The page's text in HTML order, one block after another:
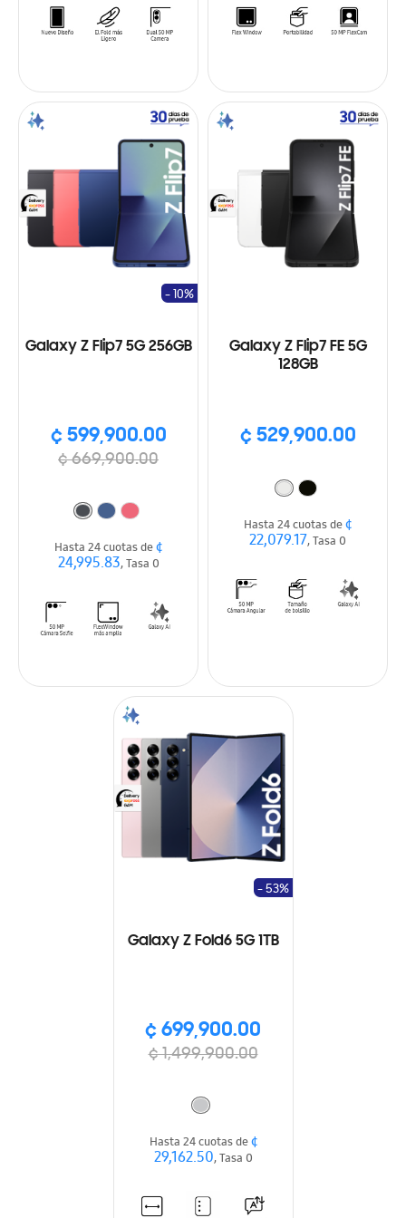
Galaxy Z Flip7 5G 256GB
¢ 599,900.00
¢ 669,900.00
- 10%
Hasta 24 cuotas de¢
24,995.83, Tasa 0
Galaxy Z Flip7 FE 5G
128GB
¢ 529,900.00
Hasta 24 cuotas de¢
22,079.17, Tasa 0
Galaxy Z Fold6 5G 1TB
¢ 699,900.00
¢ 1,499,900.00
- 53%
Hasta 24 cuotas de¢
29,162.50, Tasa 0